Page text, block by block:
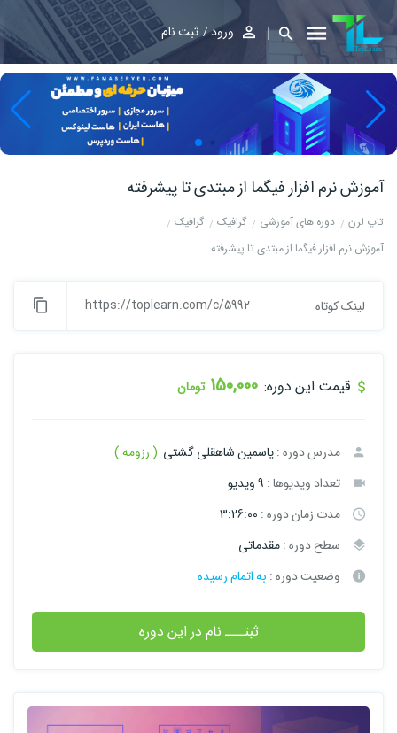
ورود ثبت نام
آموزش نرم افزار فیگما از مبتدی تا پیشرفته
تاپ لرن دوره های آموزشی گرافیک
گرافیک
آموزش نرم افزار فیگما از مبتدی تا پیشرفته
لینک کوتاه https://toplearn.com/c/5992
قیمت این دوره: 150,000 تومان
مدرس دوره :یاسمین شاهقلی گشتی ( رزومه )
تعداد ویدیوها : 9 ویدیو
مدت زمان دوره : 3:26:00
سطح دوره :مقدماتی
وضعیت دوره : به اتمام رسیده
ثبتـــ نام در این دوره